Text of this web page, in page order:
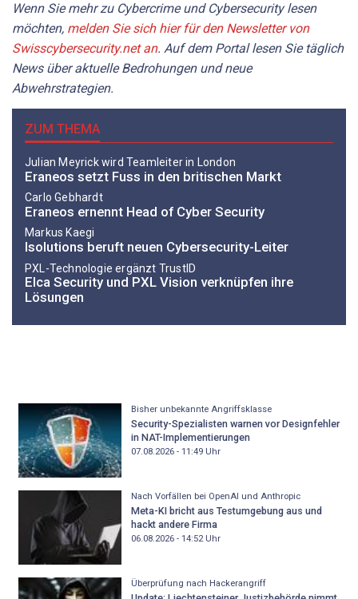
Wenn Sie mehr zu Cybercrime und Cybersecurity lesen
möchten, melden Sie sich hier für den Newsletter von
Swisscybersecurity.net an. Auf dem Portal lesen Sie täglich
News über aktuelle Bedrohungen und neue
Abwehrstrategien.
ZUM THEMA
Julian Meyrick wird Teamleiter in London
Eraneos setzt Fuss in den britischen Markt
Carlo Gebhardt
Eraneos ernennt Head of Cyber Security
Markus Kaegi
Isolutions beruft neuen Cybersecurity-Leiter
PXL-Technologie ergänzt TrustID
Elca Security und PXL Vision verknüpfen ihre
Lösungen
Bisher unbekannte Angriffsklasse
Security-Spezialisten warnen vor Designfehler
in NAT-Implementierungen
07.08.2026 - 11:49Uhr
Nach Vorfällen bei OpenAI und Anthropic
Meta-KI bricht aus Testumgebung aus und
hackt andere Firma
06.08.2026 - 14:52Uhr
Überprüfung nach Hackerangriff